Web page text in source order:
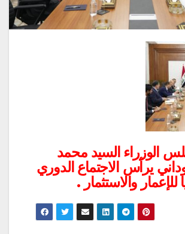
الوزراء السيد محمد
يرأس الاجتماع الدوري
للإعمار والاستثمار .